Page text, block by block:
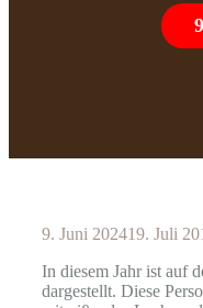
9. Juni 202419. Juli
In diesem Jahr ist auf
dargestellt. Diese